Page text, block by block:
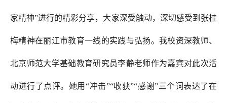
家精神”进行的精彩分享，大家深受触动，深切感受到张桂
梅精神在丽江市教育一线的实践与弘扬。我校资深教师、
北京师范大学基础教育研究员李静老师作为嘉宾对此次活
动进行了点评。她用“冲击”“收获”“感谢”三个词表达了在